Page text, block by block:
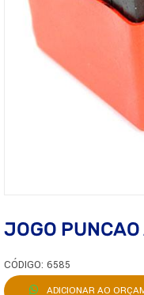
JOGO
CÓDIGO: 6585
ADICIONAR AO